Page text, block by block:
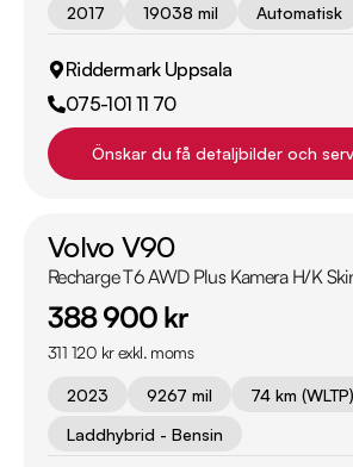
2017 19038 mil Automatisk
Riddermark Uppsala
075-101 11 70
Önskar du få detaljbilder och
Volvo V90
Recharge T6 AWD Plus Kamera H/K
388 900 kr
311 120 kr exkl. moms
2023 9267 mil
74 km (WLTP)
Laddhybrid - Bensin